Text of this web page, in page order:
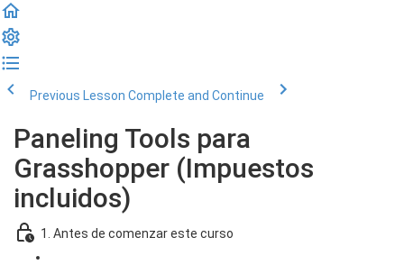
Previous Lesson Complete and Continue
Paneling Tools para
Grasshopper (Impuestos
incluidos)
1. Antes de comenzar este curso